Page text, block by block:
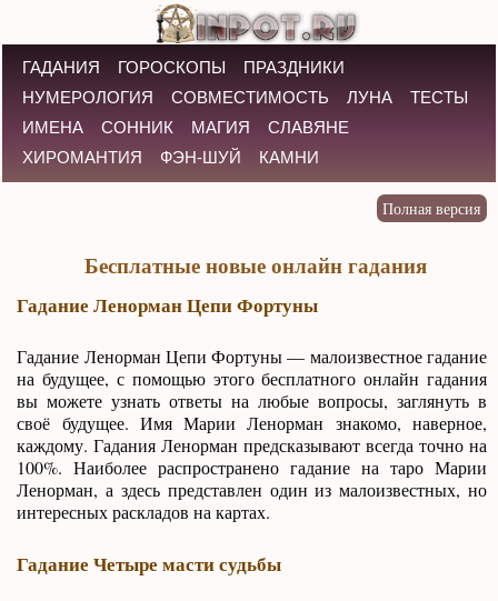
ГАДАНИЯ ГОРОСКОПЫ
ПРАЗДНИКИ
НУМЕРОЛОГИЯ
СОВМЕСТИМОСТЬ ЛУНА
ТЕСТЫ
ИМЕНА
СОННИК МАГИЯ
СЛАВЯНЕ
ХИРОМАНТИЯ
ФЭН-ШУЙ КАМНИ
Бесплатные новые онлайн гадания
Гадание Ленорман Цепи Фортуны
Гадание Ленорман Цепи Фортуны — малоизвестное гадание
на будущее, с помощью этого бесплатного онлайн гадания
вы можете узнать ответы на любые вопросы, заглянуть в
своё будущее. Имя Марии Ленорман знакомо, наверное,
каждому. Гадания Ленорман предсказывают всегда точно на
100%. Наиболее распространено гадание на таро Марии
Ленорман, а здесь представлен один из малоизвестных, но
интересных раскладов на картах.
Гадание Четыре масти судьбы